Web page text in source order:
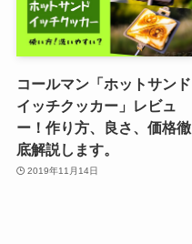
コールマン「ホットサンド
イッチクッカー」レビュ
ー！作り方、良さ、価格徹
底解説します。
2019年11月14日